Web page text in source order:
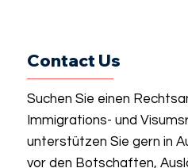
Contact Us
Suchen Sie einen
Immigrations- und
unterstützen Sie gern in
vor den Botschaften,